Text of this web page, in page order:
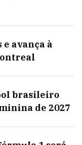
e avança à
brasileiro
de 2027